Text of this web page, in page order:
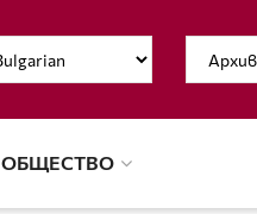
ОБЩЕСТВО